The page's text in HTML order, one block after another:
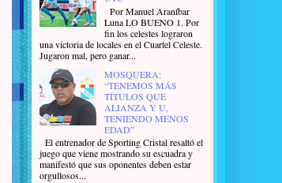
Por Manuel Araníbar
Luna LO BUENO 1. Por
fin los celestes lograron
una victoria de locales en el Cuartel Celeste.
Jugaron mal, pero ganar...
MOSQUERA:
“TENEMOS MÁS
TÍTULOS QUE
ALIANZA Y U,
TENIENDO MENOS
EDAD”
El entrenador de Sporting Cristal resaltó el
juego que viene mostrando su escuadra y
manifestó que sus oponentes deben estar
orgullosos...